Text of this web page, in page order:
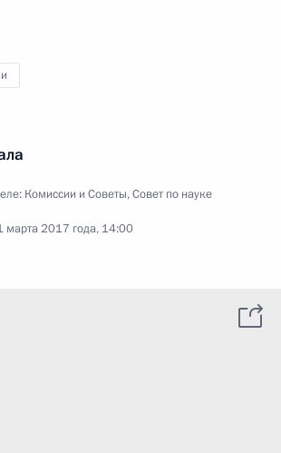
Комиссии и Советы,Совет по науке
марта 2017 года, 14:00